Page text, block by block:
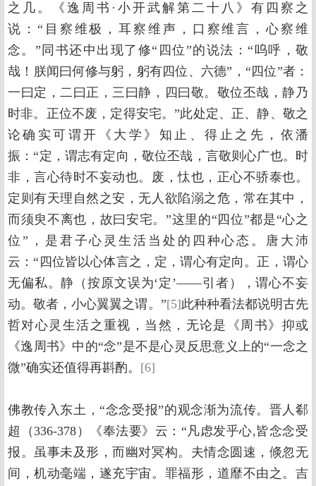
之几。《逸周书·小开武解第二十八》有四察之
说：“目察维极，耳察维声，口察维言，心察维
念。”同书还中出现了修“四位”的说法：“呜呼，敬
哉！朕闻曰何修与躬，躬有四位、六德”，“四位”者：
一曰定，二曰正，三曰静，四曰敬。敬位丕哉，静乃
时非。正位不废，定得安宅。”此处定、正、静、敬之
论确实可谓开《大学》知止、得止之先，依潘
振：“定，谓志有定向，敬位丕哉，言敬则心广也。时
非，言心待时不妄动也。废，忲也，正心不骄泰也。
定则有天理自然之安，无人欲陷溺之危，常在其中，
而须臾不离也，故曰安宅。”这里的“四位”都是“心之
位”，是君子心灵生活当处的四种心态。唐大沛
云：“四位皆以心体言之，定，谓心有定向。正，谓心
无偏私。静（按原文误为‘定’——引者），谓心不妄
动。敬者，小心翼翼之谓。”[5]此种种看法都说明古先
哲对心灵生活之重视，当然，无论是《周书》抑或
《逸周书》中的“念”是不是心灵反思意义上的“一念之
微”确实还值得再斟酌。 [6]
佛教传入东土，“念念受报”的观念渐为流传。晋人郗
超（336-378）《奉法要》云：“凡虑发乎心,皆念念受
报。虽事未及形，而幽对冥构。夫情念圆速，倐忽无
间，机动毫端，遂充宇宙。罪福形，道靡不由之。吉